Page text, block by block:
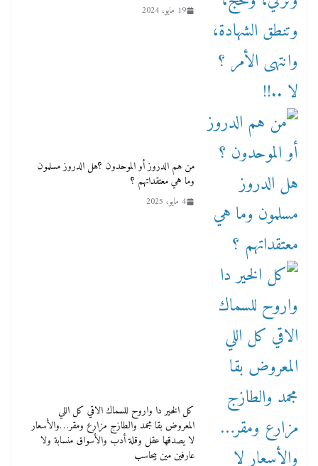
19 مايو، 2024
من هم الدروز أو الموحدون ؟‏هل الدروز مسلمون
وما هي معتقداتهم ؟
4 مايو، 2025
كل الخير دا واروح للسماك الاقي كل اللي
المعروض بقا مجمد والطازج مزارع ومقر…والأسعار
لا يصدقها عقل وقلة أدب والأسواق منسابة ولا
عارفين مين بيحاسب